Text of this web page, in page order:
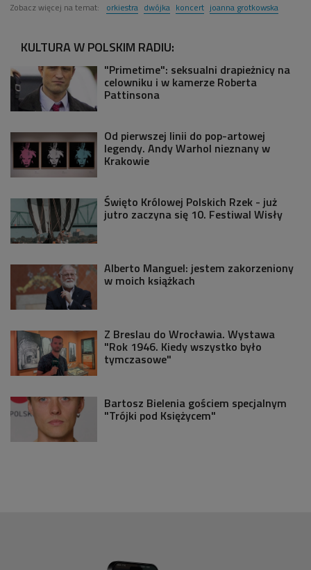
Zobacz więcej na temat: orkiestra dwójka koncert joanna grotkowska
KULTURA W POLSKIM RADIU:
"Primetime": seksualni drapieżnicy na
celowniku i w kamerze Roberta
Pattinsona
Od pierwszej linii do pop-artowej
legendy. Andy Warhol nieznany w
Krakowie
Święto Królowej Polskich Rzek - już
jutro zaczyna się 10. Festiwal Wisły
Alberto Manguel: jestem zakorzeniony
w moich książkach
Z Breslau do Wrocławia. Wystawa
"Rok 1946. Kiedy wszystko było
tymczasowe"
Bartosz Bielenia gościem specjalnym
"Trójki pod Księżycem"